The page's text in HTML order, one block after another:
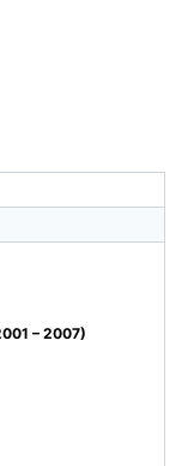
– 2007)